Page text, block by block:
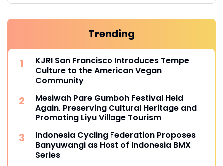
Trending
KJRI San Francisco Introduces Tempe
Culture to the American Vegan
Community
Mesiwah Pare Gumboh Festival Held
Again, Preserving Cultural Heritage and
Promoting Liyu Village Tourism
Indonesia Cycling Federation Proposes
Banyuwangi as Host of Indonesia BMX
Series